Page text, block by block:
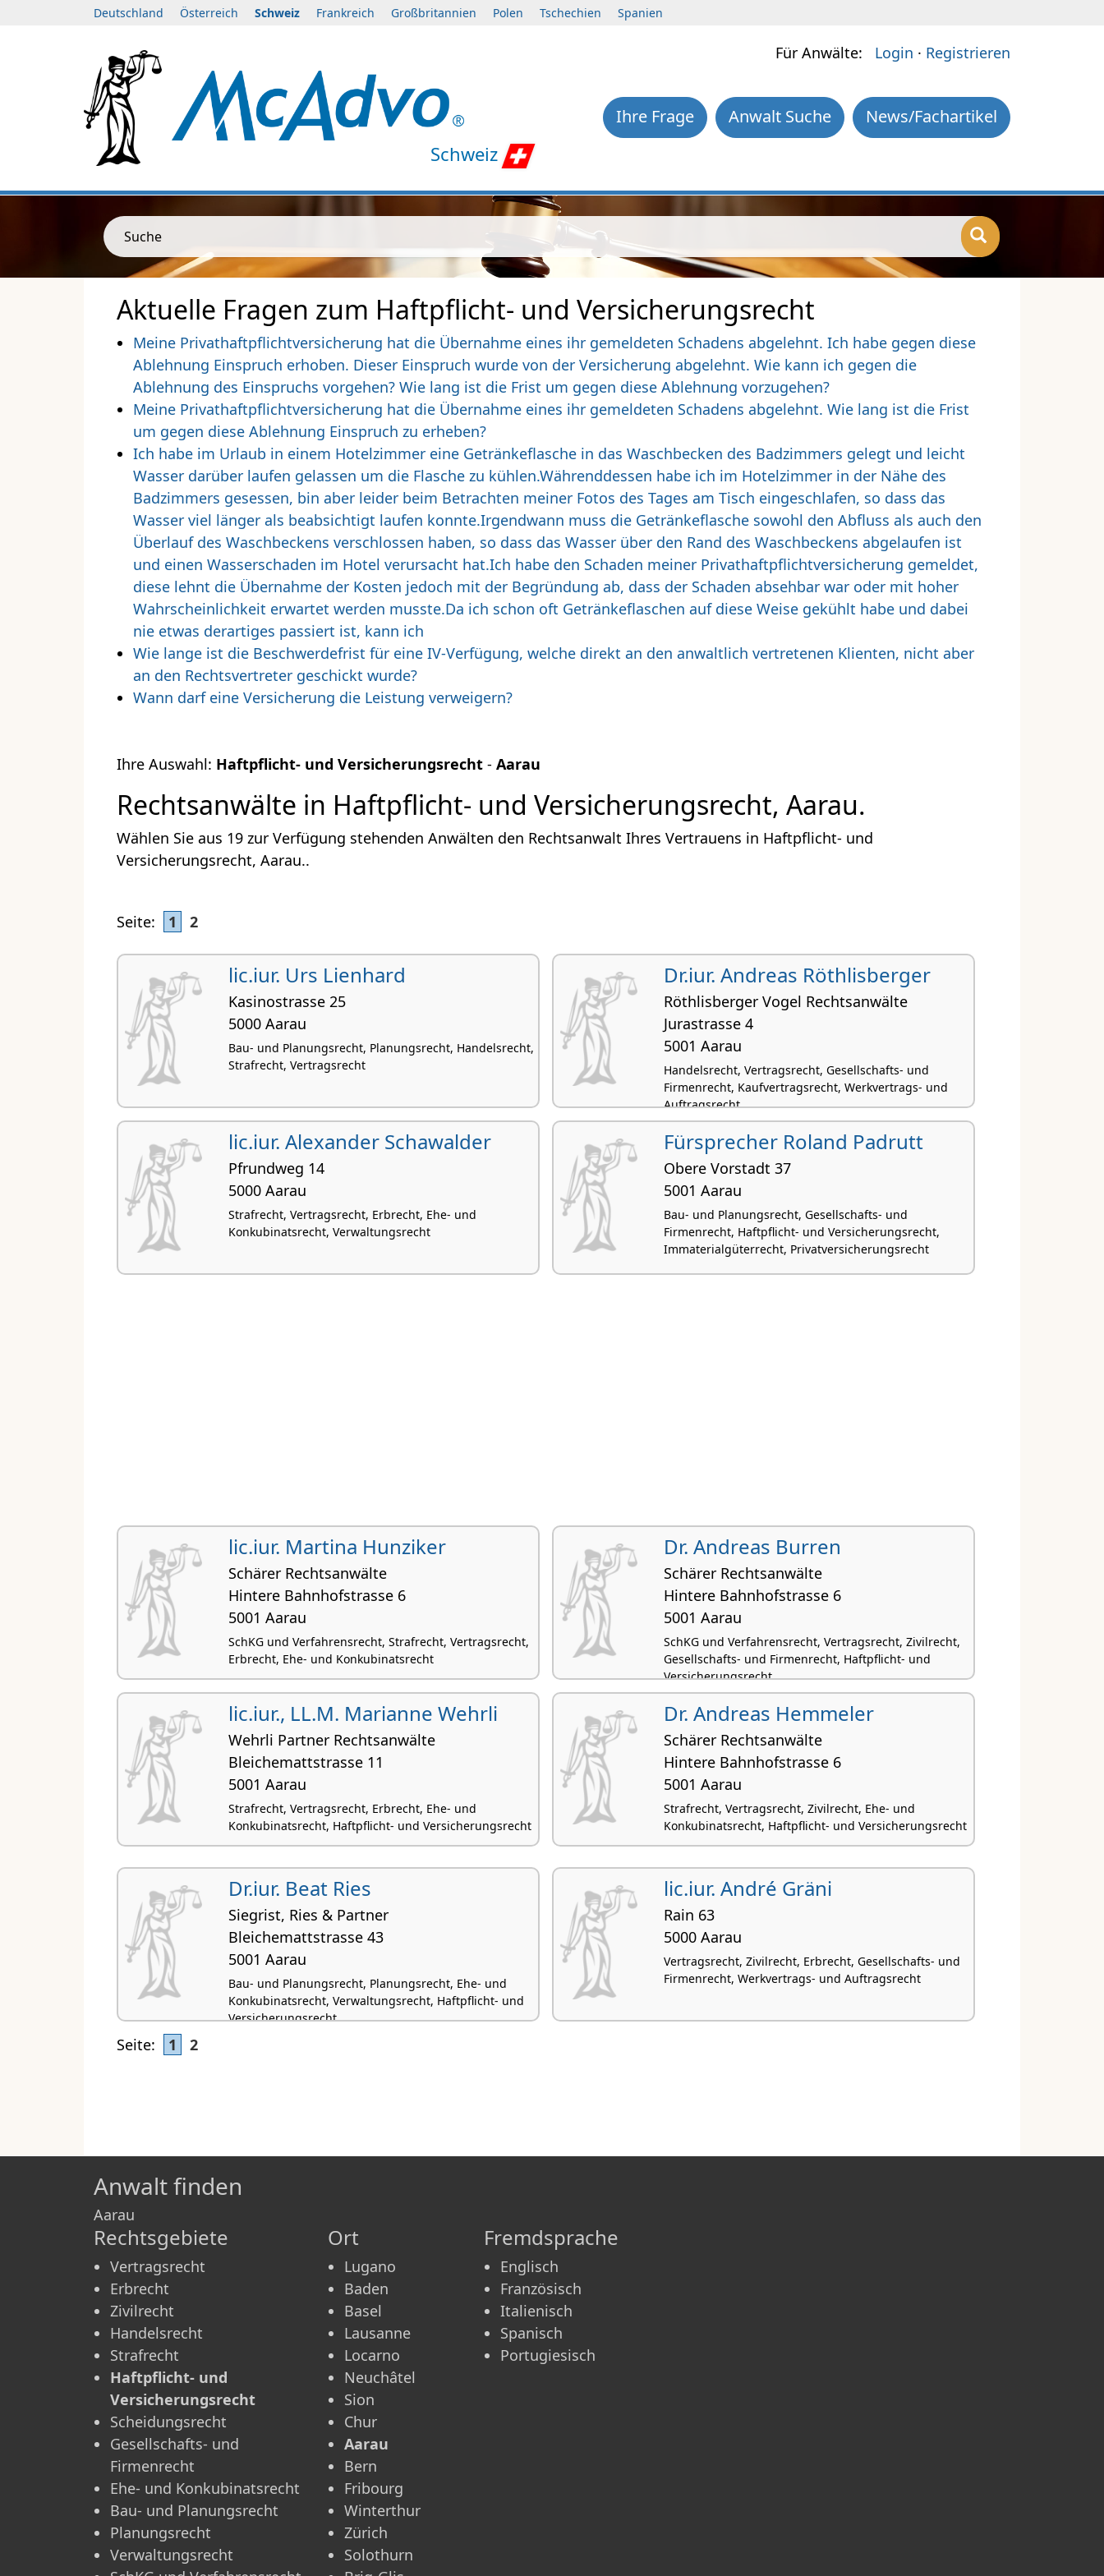
Deutschland Österreich Schweiz Frankreich Großbritannien Polen Tschechien Spanien
Schweiz
Für Anwälte: Login · Registrieren
News/Fachartikel
Anwalt Suche
Ihre Frage
Suche
Aktuelle Fragen zum Haftpflicht- und Versicherungsrecht
Meine Privathaftpflichtversicherung hat die Übernahme eines ihr gemeldeten Schadens abgelehnt. Ich habe gegen diese
Ablehnung Einspruch erhoben. Dieser Einspruch wurde von der Versicherung abgelehnt. Wie kann ich gegen die
Ablehnung des Einspruchs vorgehen? Wie lang ist die Frist um gegen diese Ablehnung vorzugehen?
Meine Privathaftpflichtversicherung hat die Übernahme eines ihr gemeldeten Schadens abgelehnt. Wie lang ist die Frist
um gegen diese Ablehnung Einspruch zu erheben?
Ich habe im Urlaub in einem Hotelzimmer eine Getränkeflasche in das Waschbecken des Badzimmers gelegt und leicht
Wasser darüber laufen gelassen um die Flasche zu kühlen.Währenddessen habe ich im Hotelzimmer in der Nähe des
Badzimmers gesessen, bin aber leider beim Betrachten meiner Fotos des Tages am Tisch eingeschlafen, so dass das
Wasser viel länger als beabsichtigt laufen konnte.Irgendwann muss die Getränkeflasche sowohl den Abfluss als auch den
Überlauf des Waschbeckens verschlossen haben, so dass das Wasser über den Rand des Waschbeckens abgelaufen ist
und einen Wasserschaden im Hotel verursacht hat.Ich habe den Schaden meiner Privathaftpflichtversicherung gemeldet,
diese lehnt die Übernahme der Kosten jedoch mit der Begründung ab, dass der Schaden absehbar war oder mit hoher
Wahrscheinlichkeit erwartet werden musste.Da ich schon oft Getränkeflaschen auf diese Weise gekühlt habe und dabei
nie etwas derartiges passiert ist, kann ich
Wie lange ist die Beschwerdefrist für eine IV-Verfügung, welche direkt an den anwaltlich vertretenen Klienten, nicht aber
an den Rechtsvertreter geschickt wurde?
Wann darf eine Versicherung die Leistung verweigern?
Ihre Auswahl: Haftpflicht- und Versicherungsrecht - Aarau
Rechtsanwälte in Haftpflicht- und Versicherungsrecht, Aarau.
Wählen Sie aus 19 zur Verfügung stehenden Anwälten den Rechtsanwalt Ihres Vertrauens in Haftpflicht- und
Versicherungsrecht, Aarau..
Seite: 1 2
lic.iur. Urs Lienhard
Kasinostrasse 25
5000 Aarau
Bau- und Planungsrecht, Planungsrecht, Handelsrecht,
Strafrecht, Vertragsrecht
Dr.iur. Andreas Röthlisberger
Röthlisberger Vogel Rechtsanwälte
Jurastrasse 4
5001 Aarau
Handelsrecht, Vertragsrecht, Gesellschafts- und
Firmenrecht, Kaufvertragsrecht, Werkvertrags- und
Auftragsrecht
lic.iur. Alexander Schawalder
Pfrundweg 14
5000 Aarau
Strafrecht, Vertragsrecht, Erbrecht, Ehe- und
Konkubinatsrecht, Verwaltungsrecht
Fürsprecher Roland Padrutt
Obere Vorstadt 37
5001 Aarau
Bau- und Planungsrecht, Gesellschafts- und
Firmenrecht, Haftpflicht- und Versicherungsrecht,
Immaterialgüterrecht, Privatversicherungsrecht
lic.iur. Martina Hunziker
Schärer Rechtsanwälte
Hintere Bahnhofstrasse 6
5001 Aarau
SchKG und Verfahrensrecht, Strafrecht, Vertragsrecht,
Erbrecht, Ehe- und Konkubinatsrecht
Dr. Andreas Burren
Schärer Rechtsanwälte
Hintere Bahnhofstrasse 6
5001 Aarau
SchKG und Verfahrensrecht, Vertragsrecht, Zivilrecht,
Gesellschafts- und Firmenrecht, Haftpflicht- und
Versicherungsrecht
lic.iur., LL.M. Marianne Wehrli
Wehrli Partner Rechtsanwälte
Bleichemattstrasse 11
5001 Aarau
Strafrecht, Vertragsrecht, Erbrecht, Ehe- und
Konkubinatsrecht, Haftpflicht- und Versicherungsrecht
Dr. Andreas Hemmeler
Schärer Rechtsanwälte
Hintere Bahnhofstrasse 6
5001 Aarau
Strafrecht, Vertragsrecht, Zivilrecht, Ehe- und
Konkubinatsrecht, Haftpflicht- und Versicherungsrecht
Dr.iur. Beat Ries
Siegrist, Ries & Partner
Bleichemattstrasse 43
5001 Aarau
Bau- und Planungsrecht, Planungsrecht, Ehe- und
Konkubinatsrecht, Verwaltungsrecht, Haftpflicht- und
Versicherungsrecht
lic.iur. André Gräni
Rain 63
5000 Aarau
Vertragsrecht, Zivilrecht, Erbrecht, Gesellschafts- und
Firmenrecht, Werkvertrags- und Auftragsrecht
Seite: 1 2
Anwalt finden
Aarau
Rechtsgebiete
Vertragsrecht
Erbrecht
Zivilrecht
Handelsrecht
Strafrecht
Haftpflicht- und
Versicherungsrecht
Scheidungsrecht
Gesellschafts- und
Firmenrecht
Ehe- und Konkubinatsrecht
Bau- und Planungsrecht
Planungsrecht
Verwaltungsrecht
Ort
Lugano
Baden
Basel
Lausanne
Locarno
Neuchâtel
Sion
Chur
Aarau
Bern
Fribourg
Winterthur
Zürich
Solothurn
Fremdsprache
Englisch
Französisch
Italienisch
Spanisch
Portugiesisch